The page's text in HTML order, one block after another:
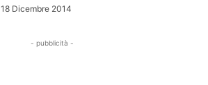
18 Dicembre 2014
- pubblicità -